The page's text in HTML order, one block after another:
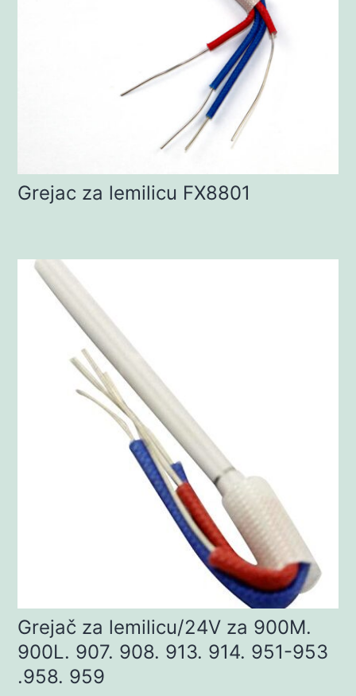
Grejac za lemilicu FX8801
Grejač za lemilicu/24V za 900M.
900L. 907. 908. 913. 914. 951-953
.958. 959